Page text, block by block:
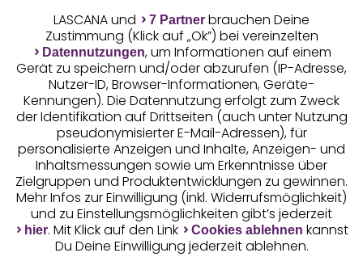
Geprüfte Sicherheit
Unsere Apps
LASCANA und 7 Partner brauchen Deine
Zustimmung (Klick auf „Ok”) bei vereinzelten
Datennutzungen, um Informationen auf einem
Gerät zu speichern und/oder abzurufen (IP-Adresse,
Nutzer-ID, Browser-Informationen, Geräte-
Kennungen). Die Datennutzung erfolgt zum Zweck
der Identifikation auf Drittseiten (auch unter Nutzung
pseudonymisierter E-Mail-Adressen), für
personalisierte Anzeigen und Inhalte, Anzeigen- und
Inhaltsmessungen sowie um Erkenntnisse über
Zielgruppen und Produktentwicklungen zu gewinnen.
Mehr Infos zur Einwilligung (inkl. Widerrufsmöglichkeit)
und zu Einstellungsmöglichkeiten gibt’s jederzeit
hier. Mit Klick auf den Link Cookies ablehnen kannst
Du Deine Einwilligung jederzeit ablehnen.